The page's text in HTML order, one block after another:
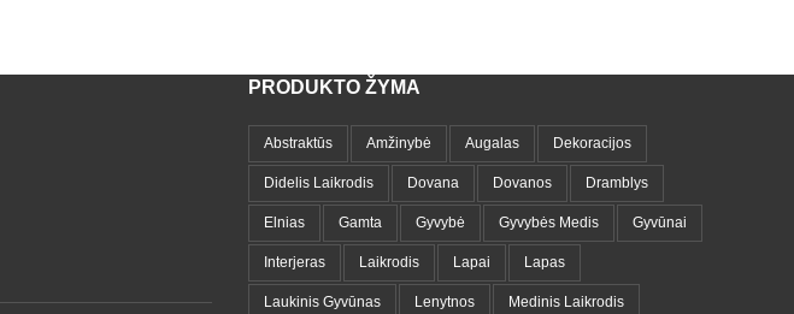
PRODUKTO ŽYMA
Abstraktūs Amžinybė Augalas Dekoracijos
Didelis Laikrodis Dovana Dovanos Dramblys
Elnias Gamta Gyvybė Gyvybės Medis Gyvūnai
Interjeras Laikrodis Lapai Lapas
Laukinis Gyvūnas Lenytnos Medinis Laikrodis